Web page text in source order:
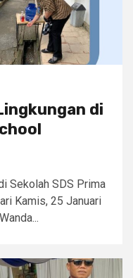
di
Sekolah SDS Prima
Kamis, 25 Januari